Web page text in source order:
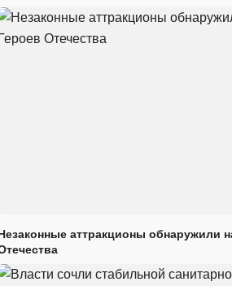
аттракционы обнаружили